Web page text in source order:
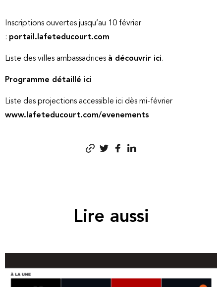
Inscriptions ouvertes jusqu’au 10 février
: portail.lafeteducourt.com
Liste des villes ambassadrices à découvrir ici.
Programme détaillé ici
Liste des projections accessible ici dès mi-février
www.lafeteducourt.com/evenements
Lire aussi